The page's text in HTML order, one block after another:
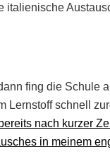
italienische
fing die Schule
Lernstoff schnell
nach kurzer
in meinem